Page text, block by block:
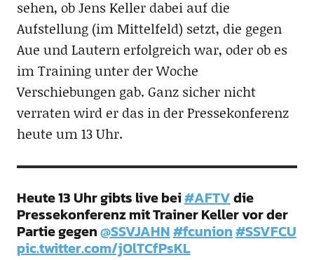
sehen, ob Jens Keller dabei auf die
Aufstellung (im Mittelfeld) setzt, die gegen
Aue und Lautern erfolgreich war, oder ob es
im Training unter der Woche
Verschiebungen gab. Ganz sicher nicht
verraten wird er das in der Pressekonferenz
heute um 13 Uhr.
Heute 13 Uhr gibts live bei#AFTVdie
Pressekonferenz mit Trainer Keller vor der
Partie gegen@SSVJAHN#fcunion#SSVFCU
pic.twitter.com/jOlTCfPsKL